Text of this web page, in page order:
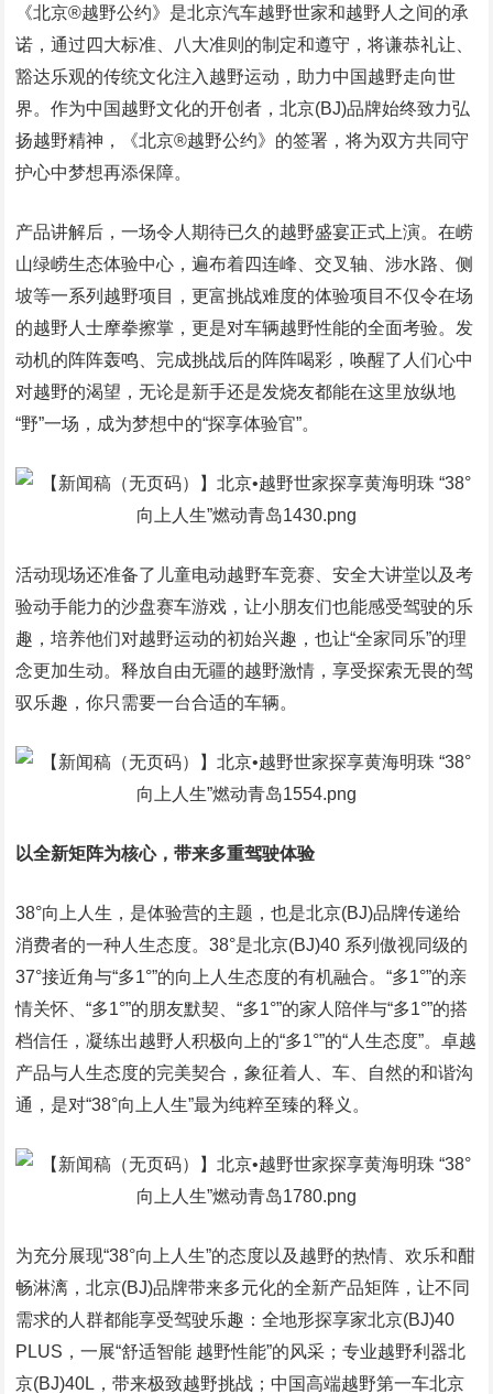
《北京®越野公约》是北京汽车越野世家和越野人之间的承
诺，通过四大标准、八大准则的制定和遵守，将谦恭礼让、
豁达乐观的传统文化注入越野运动，助力中国越野走向世
界。作为中国越野文化的开创者，北京(BJ)品牌始终致力弘
扬越野精神，《北京®越野公约》的签署，将为双方共同守
护心中梦想再添保障。
产品讲解后，一场令人期待已久的越野盛宴正式上演。在崂
山绿崂生态体验中心，遍布着四连峰、交叉轴、涉水路、侧
坡等一系列越野项目，更富挑战难度的体验项目不仅令在场
的越野人士摩拳擦掌，更是对车辆越野性能的全面考验。发
动机的阵阵轰鸣、完成挑战后的阵阵喝彩，唤醒了人们心中
对越野的渴望，无论是新手还是发烧友都能在这里放纵地
“野”一场，成为梦想中的“探享体验官”。
活动现场还准备了儿童电动越野车竞赛、安全大讲堂以及考
验动手能力的沙盘赛车游戏，让小朋友们也能感受驾驶的乐
趣，培养他们对越野运动的初始兴趣，也让“全家同乐”的理
念更加生动。释放自由无疆的越野激情，享受探索无畏的驾
驭乐趣，你只需要一台合适的车辆。
以全新矩阵为核心，带来多重驾驶体验
38°向上人生，是体验营的主题，也是北京(BJ)品牌传递给
消费者的一种人生态度。38°是北京(BJ)40 系列傲视同级的
37°接近角与“多1°”的向上人生态度的有机融合。“多1°”的亲
情关怀、“多1°”的朋友默契、“多1°”的家人陪伴与“多1°”的搭
档信任，凝练出越野人积极向上的“多1°”的“人生态度”。卓越
产品与人生态度的完美契合，象征着人、车、自然的和谐沟
通，是对“38°向上人生”最为纯粹至臻的释义。
为充分展现“38°向上人生”的态度以及越野的热情、欢乐和酣
畅淋漓，北京(BJ)品牌带来多元化的全新产品矩阵，让不同
需求的人群都能享受驾驶乐趣：全地形探享家北京(BJ)40
PLUS，一展“舒适智能 越野性能”的风采；专业越野利器北
京(BJ)40L，带来极致越野挑战；中国高端越野第一车北京